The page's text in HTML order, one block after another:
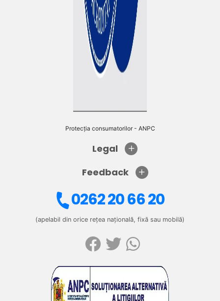
Protecția consumatorilor - ANPC
Legal
Feedback
0262 20 66 20
(apelabil din orice rețea națională, fixă sau mobilă)